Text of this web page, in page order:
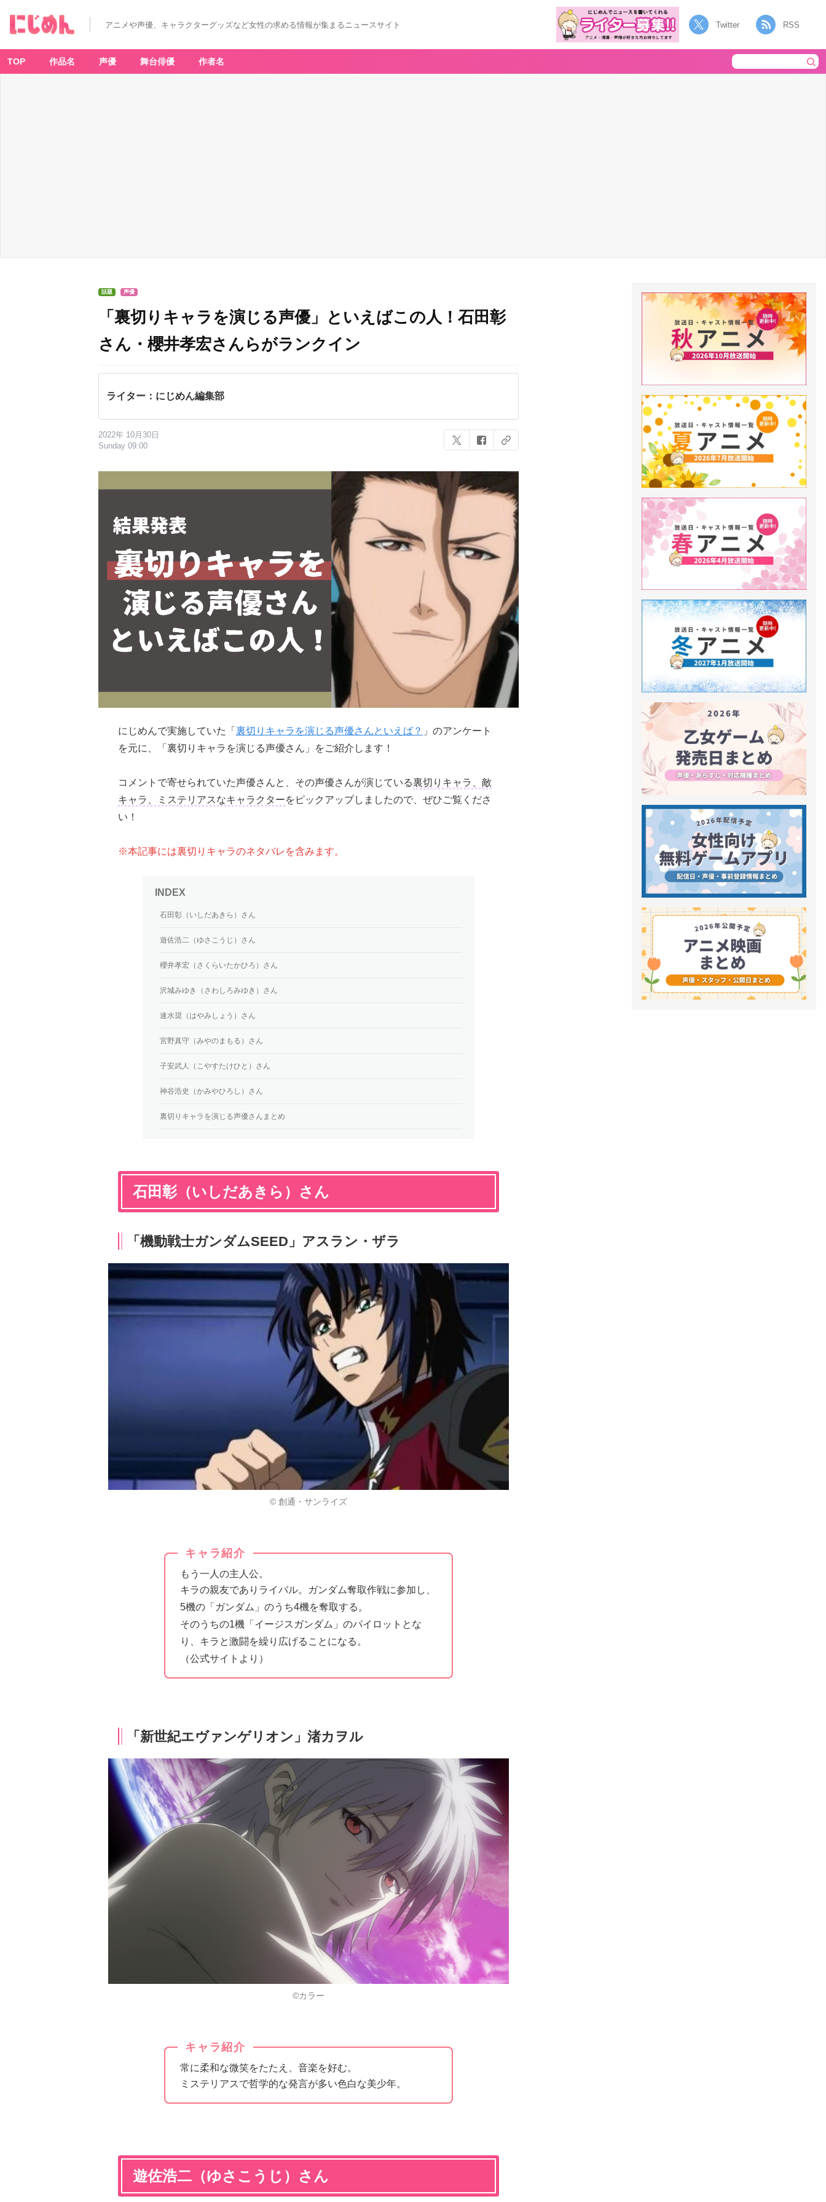
アニメや声優、キャラクターグッズなど女性の求める情報が集まるニュースサイト Twitter RSS
TOP 作品名 声優 舞台俳優 作者名
話題 声優
「裏切りキャラを演じる声優」といえばこの人！石田彰
さん・櫻井孝宏さんらがランクイン
ライター：にじめん編集部
2022年 10月30日
Sunday 09:00
にじめんで実施していた「 裏切りキャラを演じる声優さんといえば？ 」のアンケート
を元に、「裏切りキャラを演じる声優さん」をご紹介します！
コメントで寄せられていた声優さんと、その声優さんが演じている裏切りキャラ、敵
キャラ、ミステリアスなキャラクターをピックアップしましたので、ぜひご覧くださ
い！
※本記事には裏切りキャラのネタバレを含みます。
石田彰（いしだあきら）さん
遊佐浩二（ゆさこうじ）さん
櫻井孝宏（さくらいたかひろ）さん
沢城みゆき（さわしろみゆき）さん
速水奨（はやみしょう）さん
宮野真守（みやのまもる）さん
子安武人（こやすたけひと）さん
神谷浩史（かみやひろし）さん
裏切りキャラを演じる声優さんまとめ
石田彰（いしだあきら）さん
「機動戦士ガンダムSEED」アスラン・ザラ
© 創通・サンライズ
キャラ紹介
もう一人の主人公。
キラの親友でありライバル。ガンダム奪取作戦に参加し、
5機の「ガンダム」のうち4機を奪取する。
そのうちの1機「イージスガンダム」のパイロットとな
り、キラと激闘を繰り広げることになる。
（公式サイトより）
「新世紀エヴァンゲリオン」渚カヲル
©カラー
キャラ紹介
常に柔和な微笑をたたえ、音楽を好む。
ミステリアスで哲学的な発言が多い色白な美少年。
遊佐浩二（ゆさこうじ）さん